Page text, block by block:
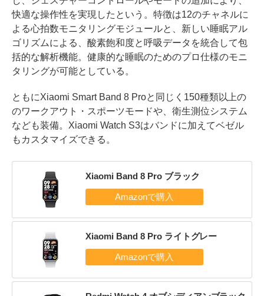
快適な操作性を実現したという。特徴は12のチャネルに
よる心拍数モニタリングモジュールと、新しい睡眠アル
ゴリズムによる、酸素飽和度と呼吸データを統合して包
括的な解析機能。健康的な睡眠のためのプロ仕様のモニ
タリングが可能としている。
ともにXiaomi Smart Band 8 Proと同じく150種類以上の
のワークアウト・スポーツモードや、衛生測位システム
なども装備。Xiaomi Watch S3はバンドに加えてベゼル
もカスタマイズできる。
Xiaomi Band 8 Pro ブラック
Xiaomi Band 8 Pro ライトグレー